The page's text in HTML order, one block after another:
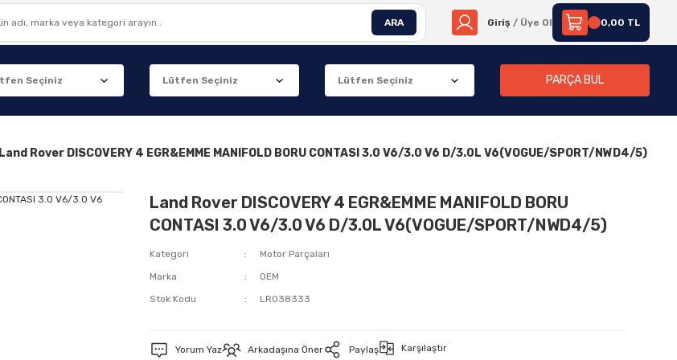
ARA Giriş / Üye Ol 0,00 TL
PARÇA BUL
Land Rover DISCOVERY 4 EGR&EMME MANIFOLD BORU CONTASI 3.0 V6/3.0 V6 D/3.0L V6(VOGUE/SPORT/NWD4/5)
Land Rover DISCOVERY 4 EGR&EMME MANIFOLD BORU
CONTASI 3.0 V6/3.0 V6 D/3.0L V6(VOGUE/SPORT/NWD4/5)
Kategori
Motor Parçaları
Marka
OEM
Stok Kodu
LR038333
Yorum Yaz Arkadaşına Öner Paylaş Karşılaştır